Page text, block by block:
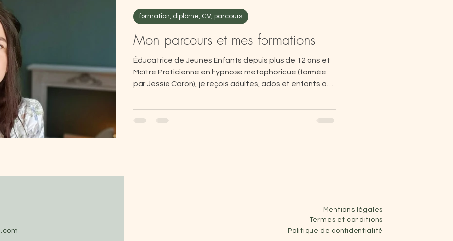
Mon parcours et mes formations
Éducatrice de Jeunes Enfants depuis plus de 12 ans et
Maître Praticienne en hypnose métaphorique (formée
par Jessie Caron), je reçois adultes, ados et enfants au
parents et j'utilise des histoires hypnotiques sur-mesure
formation, diplôme, CV, parcours
Mentions légales
Termes et conditions
Politique de confidentialité